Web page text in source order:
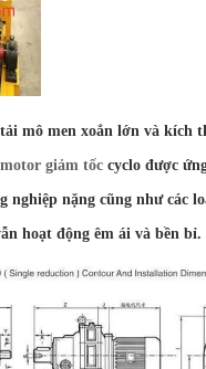
mô men xoắn lớn và kích
motor giảm tốc cyclo được
nghiệp nặng cũng như các
hoạt động êm ái và bền bỉ.